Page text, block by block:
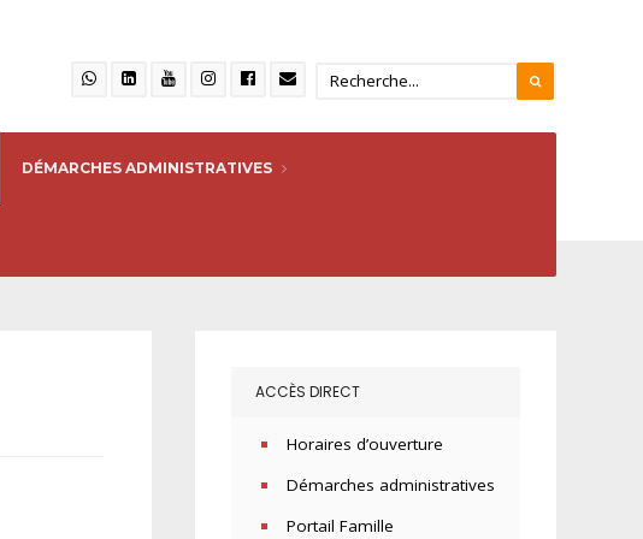
DÉMARCHES ADMINISTRATIVES
ACCÈS DIRECT
Horaires d’ouverture
Démarches administratives
Portail Famille